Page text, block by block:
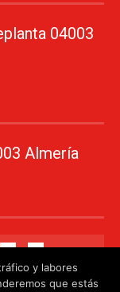
04003
Almería
y labores
que estás